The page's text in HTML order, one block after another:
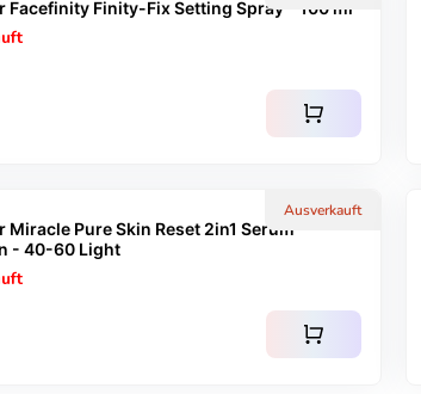
Facefinity Finity-Fix Setting Spray - 100 ml
Preis shopping_cart
Ausverkauft
Miracle Pure Skin Reset 2in1 Serum
- 40-60 Light
Preis shopping_cart